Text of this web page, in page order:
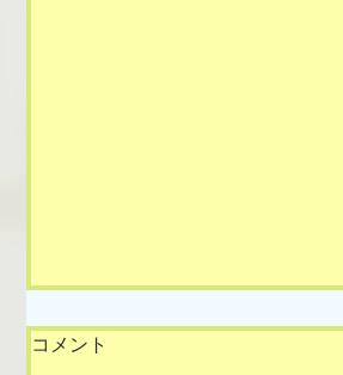
コメント